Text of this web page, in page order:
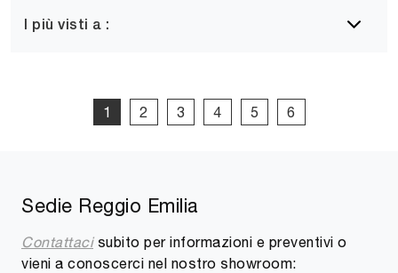
I più visti a :
1 2 3 4 5 6
Sedie Reggio Emilia
Contattacisubito per informazioni e preventivi o
vieni a conoscerci nel nostro showroom: